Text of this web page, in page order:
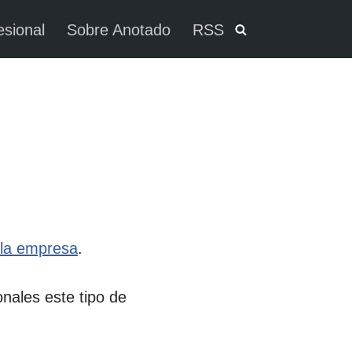
Sobre Anotado RSS
empresa.
este tipo de